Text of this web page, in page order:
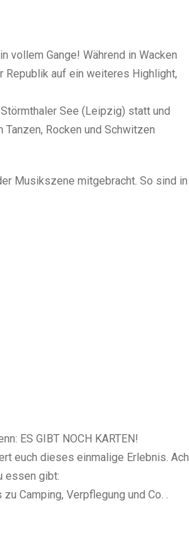
vollem Gange! Während in Wacken
auf ein weiteres Highlight,
See (Leipzig) statt und
Rocken und Schwitzen
Musikszene mitgebracht. So sind in
ES GIBT NOCH KARTEN!
euch dieses einmalige Erlebnis. Ach
essen gibt:
Camping, Verpflegung und Co. .